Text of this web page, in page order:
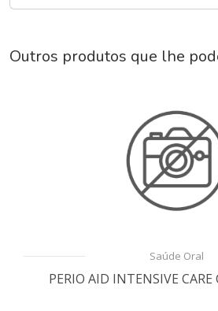
Outros produtos que lhe
Saúde Oral
PERIO AID INTENSIVE